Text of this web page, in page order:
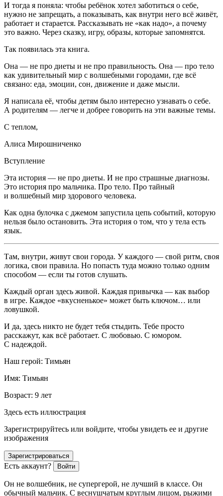
И тогда я поняла: чтобы ребёнок хотел заботиться о себе,
нужно не запрещать, а показывать, как внутри него всё живёт,
работает и старается. Рассказывать не «как надо», а почему
это важно. Через сказку, игру, образы, которые запомнятся.
Так появилась эта книга.
Она — не про диеты и не про правильность. Она — про тело
как удивительный мир с волшебными городами, где всё
связано: еда, эмоции, сон, движение и даже мысли.
Я написала её, чтобы детям было интересно узнавать о себе.
А родителям — легче и добрее говорить на эти важные темы.
С теплом,
Алиса Мирошниченко
Вступление
Эта история — не про диеты. И не про страшные диагнозы.
Это история про мальчика. Про тело. Про тайный
и волшебный мир здорового человека.
Как одна булочка с джемом запустила цепь событий, которую
нельзя было остановить. Эта история о том, что у тела есть
язык.
Там, внутри, живут свои города. У каждого — свой ритм, своя
логика, свои правила. Но попасть туда можно только одним
способом — если ты готов слушать.
Каждый орган здесь живой. Каждая привычка — как выбор
в игре. Каждое «вкусненькое» может быть ключом… или
ловушкой.
И да, здесь никто не будет тебя стыдить. Тебе просто
расскажут, как всё работает. С любовью. С юмором.
С надеждой.
Наш герой: Тимьян
Имя: Тимьян
Возраст: 9 лет
Здесь есть иллюстрация
Зарегистрируйтесь или войдите, чтобы увидеть ее и другие
изображения
Зарегистрироваться
Есть аккаунт? Войти
Он не волшебник, не супергерой, не лучший в классе. Он
обычный мальчик. С веснушчатым круглым лицом, рыжими